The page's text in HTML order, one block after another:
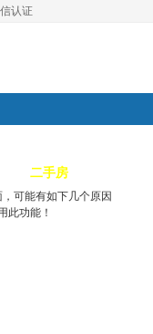
认证
二手房
可能有如下几个原因
此功能！